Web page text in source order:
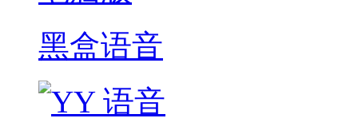
黑盒语音